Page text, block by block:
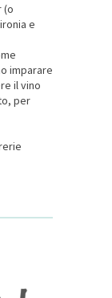
(o
e
imparare
il vino
per